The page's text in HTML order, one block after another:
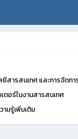
ยีสารสนเทศ และการจัดก
ตอร์ในงานสารสนเทศ
มรู้เพิ่มเติม